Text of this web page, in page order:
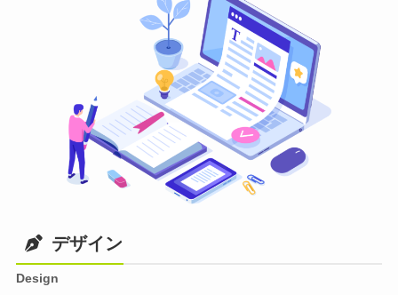
デザイン
Design